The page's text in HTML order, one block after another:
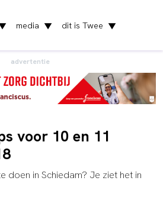
media ▼ dit is Twee ▼
advertentie
voor 10 en 11
doen in Schiedam? Je ziet het in